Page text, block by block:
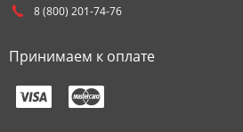
8 (800) 201-74-76
Принимаем к оплате